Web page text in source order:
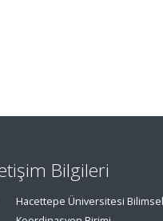
Bilgileri
Hacettepe Üniversitesi